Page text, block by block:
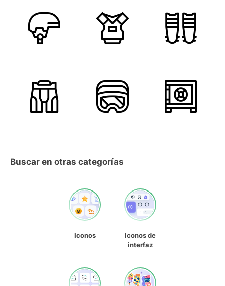
Buscar en otras categorías
Iconos
Iconos de
interfaz